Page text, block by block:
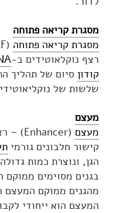
מסגרת קריאה פתוחה
מסגרת קריאה פתוחה
רצף נוקלאוטידים ב-
קודון סיום של תהליך
שלשות של
מעצם
מעצם (Enhancer) – רצף ייחודי ב-
קישור חלבונים גורמי
הגן, ונוצרת כמות
בגנים מסוימים
מהגנים ממוקם המעצם
המעצם הוא ייחודי